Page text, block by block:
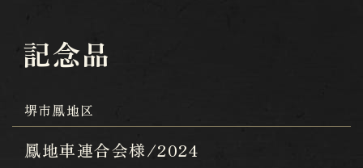
記念品
堺市鳳地区
鳳地車連合会様/2024